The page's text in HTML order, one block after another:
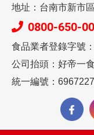
地址：台南市新市
0800-650-
食品業者登錄字號
公司抬頭：好帝一
統一編號：